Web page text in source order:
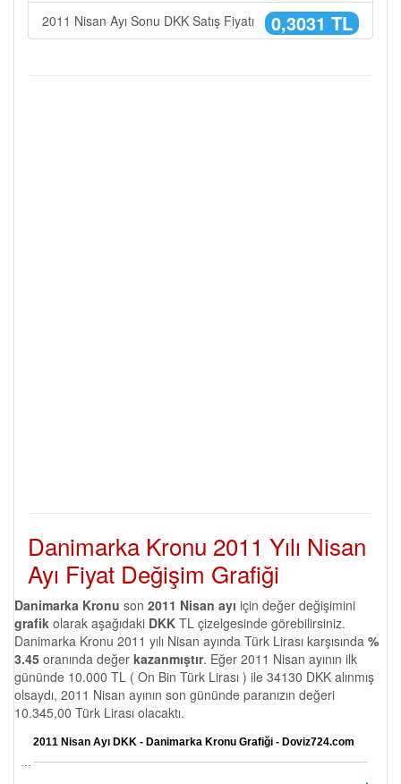
0,3031 TL
2011 Nisan Ayı Sonu DKK Satış Fiyatı
Danimarka Kronu 2011 Yılı Nisan
Ayı Fiyat Değişim Grafiği
Danimarka Kronu son 2011 Nisan ayı için değer değişimini
grafik olarak aşağıdaki DKK TL çizelgesinde görebilirsiniz.
Danimarka Kronu 2011 yılı Nisan ayında Türk Lirası karşısında %
3.45 oranında değer kazanmıştır. Eğer 2011 Nisan ayının ilk
gününde 10.000 TL ( On Bin Türk Lirası ) ile 34130 DKK alınmış
olsaydı, 2011 Nisan ayının son gününde paranızın değeri
10.345,00 Türk Lirası olacaktı.
2011 Nisan Ayı DKK - Danimarka Kronu Grafiği - Doviz724.com